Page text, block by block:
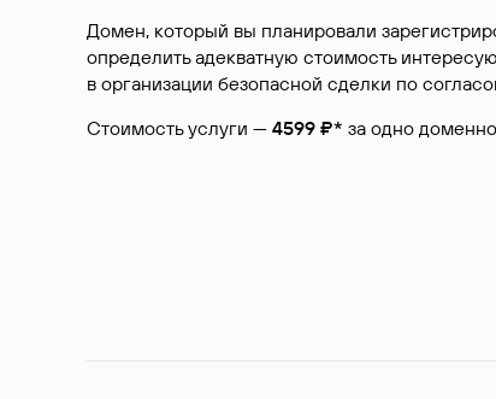
Домен, который вы планировали
определить адекватную стоимость
в организации безопасной сделки по
Стоимость услуги — 4599 ₽* за одно